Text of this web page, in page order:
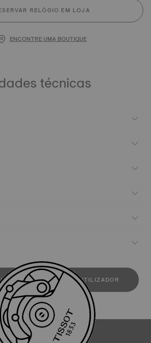
RELÓGIO EM LOJA
ENCONTRE UMA BOUTIQUE
técnicas
DO MANUAL DE UTILIZADOR